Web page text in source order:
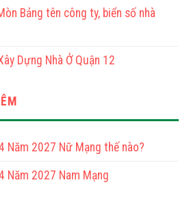
Mạng
Thìn
Bảng tên công ty, biển số nhà
Dựng Nhà Ở Quận 12
Năm 2027 Nữ Mạng thế nào?
Năm 2027 Nam Mạng